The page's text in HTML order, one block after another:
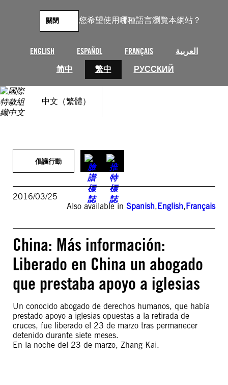
您希望使用哪種語言瀏覽本網站？
ENGLISH ESPAÑOL FRANÇAIS
العربية
简中
繁中 РУССКИЙ
關閉
中文（繁體）
倡議行動
2016/03/25
Also available in Spanish,English,Français
China: Más información:
Liberado en China un abogado
que prestaba apoyo a iglesias
Un conocido abogado de derechos humanos, que había
prestado apoyo a iglesias opuestas a la retirada de
cruces, fue liberado el 23 de marzo tras permanecer
detenido durante siete meses.
En la noche del 23 de marzo, Zhang Kai.